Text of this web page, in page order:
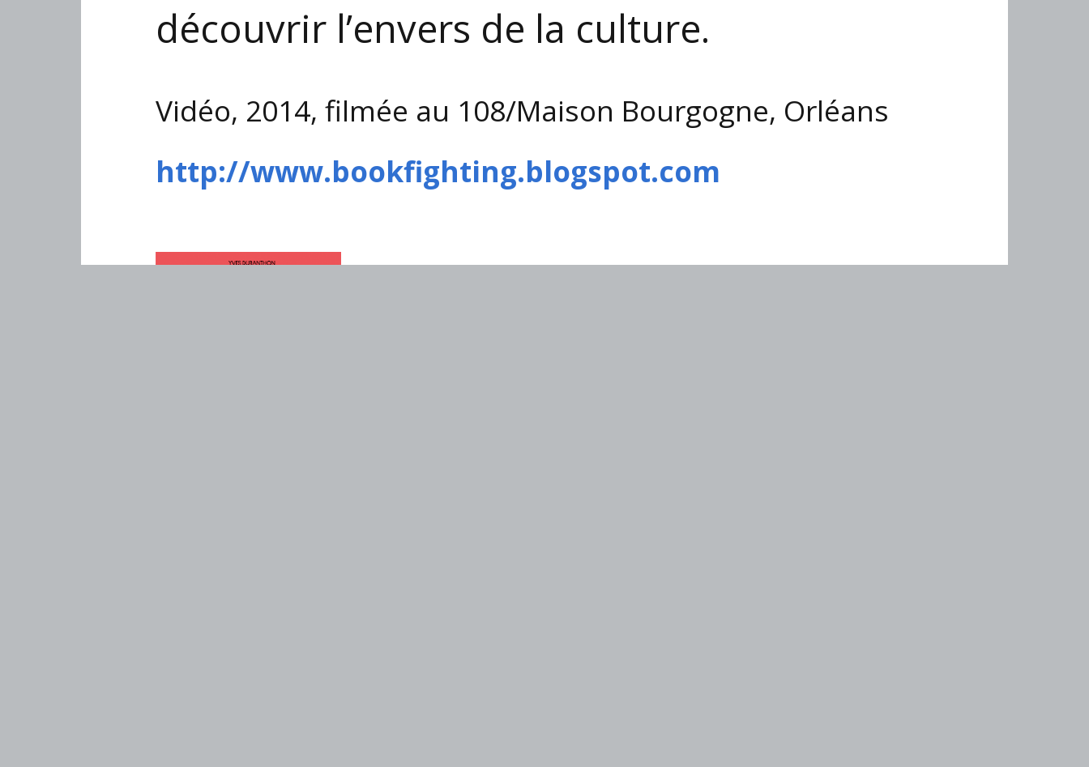
découvrir l’envers de la culture.
Vidéo, 2014, filmée au 108/Maison Bourgogne, Orléans
http://www.bookfighting.blogspot.com